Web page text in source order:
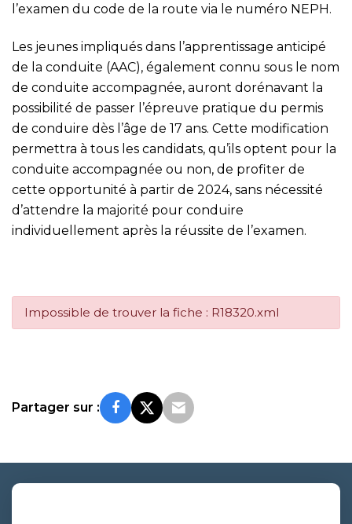
l’examen du code de la route via le numéro NEPH.
Les jeunes impliqués dans l’apprentissage anticipé
de la conduite (AAC), également connu sous le nom
de conduite accompagnée, auront dorénavant la
possibilité de passer l’épreuve pratique du permis
de conduire dès l’âge de 17 ans. Cette modification
permettra à tous les candidats, qu’ils optent pour la
conduite accompagnée ou non, de profiter de
cette opportunité à partir de 2024, sans nécessité
d’attendre la majorité pour conduire
individuellement après la réussite de l’examen.
Impossible de trouver la fiche : R18320.xml
Partager sur :